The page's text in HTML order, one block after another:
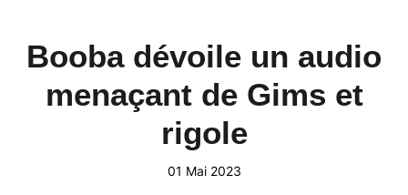
Booba dévoile un audio
menaçant de Gims et
rigole
01 Mai 2023